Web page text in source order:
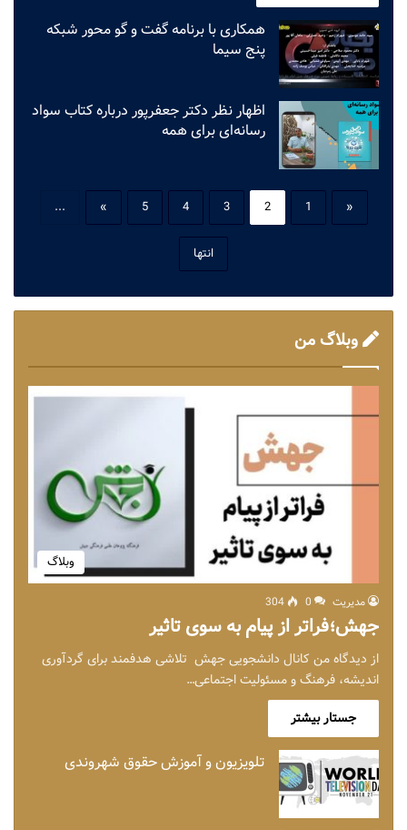
همکاری با برنامه گفت و گو محور شبکه
پنج سیما
اظهار نظر دکتر جعفرپور درباره کتاب سواد
رسانه‌ای برای همه
«
1
2
3
4
5
»
...
انتها
وبلاگ من
وبلاگ
مدیریت 0
304
جهش؛فراتر از پیام به سوی تاثیر
از دیدگاه من کانال دانشجویی جهش تلاشی هدفمند برای گردآوری
اندیشه، فرهنگ و مسئولیت اجتماعی…
جستار بیشتر
تلویزیون و آموزش حقوق شهروندی